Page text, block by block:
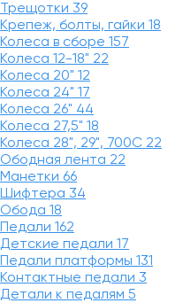
Трещотки 39
Крепеж, болты, гайки 18
Колеса в сборе 157
Колеса 12-18" 22
Колеса 20" 12
Колеса 24" 17
Колеса 26" 44
Колеса 27,5" 18
Колеса 28", 29", 700С 22
Ободная лента 22
Манетки 66
Шифтера 34
Обода 18
Педали 162
Детские педали 17
Педали платформы 131
Контактные педали 3
Детали к педалям 5